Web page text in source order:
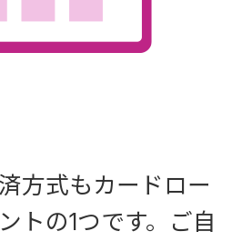
ステムメンテナンス等により、
て詳しくはこちら
方式もカードロー
トの1つです。ご自